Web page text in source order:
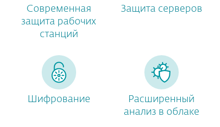
Современная
защита рабочих
станций
Защита серверов
Шифрование
Расширенный
анализ в облаке